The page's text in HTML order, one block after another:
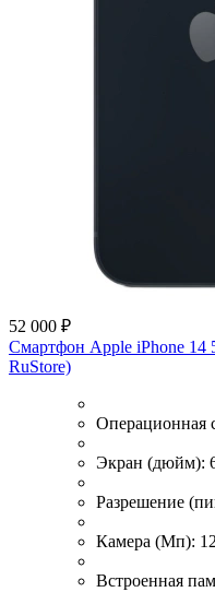
52 000 ₽
Смартфон Apple iPhone 14
RuStore)
Операционная
Экран (дюйм):
Разрешение
Камера (Мп):
Встроенная